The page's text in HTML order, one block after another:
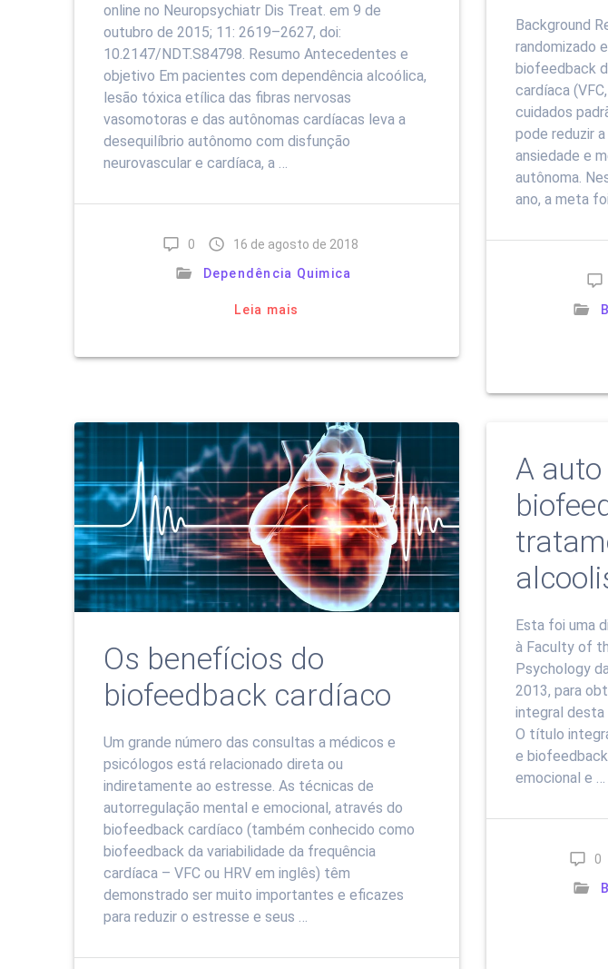
online no Neuropsychiatr Dis Treat. em 9 de
outubro de 2015; 11: 2619–2627, doi:
10.2147/NDT.S84798. Resumo Antecedentes e
objetivo Em pacientes com dependência alcoólica,
lesão tóxica etílica das fibras nervosas
vasomotoras e das autônomas cardíacas leva a
desequilíbrio autônomo com disfunção
neurovascular e cardíaca, a …
0
16 de agosto de 2018
Dependência Quimica
Leia mais
Background
randomizado
biofeedback
cardíaca
cuidados
pode reduzir
ansiedade e
autônoma.
ano, a meta
Os benefícios do
biofeedback cardíaco
Um grande número das consultas a médicos e
psicólogos está relacionado direta ou
indiretamente ao estresse. As técnicas de
autorregulação mental e emocional, através do
biofeedback cardíaco (também conhecido como
biofeedback da variabilidade da frequência
cardíaca – VFC ou HRV em inglês) têm
demonstrado ser muito importantes e eficazes
para reduzir o estresse e seus …
A
Esta foi uma
à Faculty of
Psychology
2013, para
integral desta
O título
e
emocional e …
0